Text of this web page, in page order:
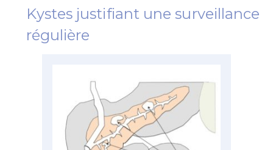
Kystes justifiant une surveillance
régulière